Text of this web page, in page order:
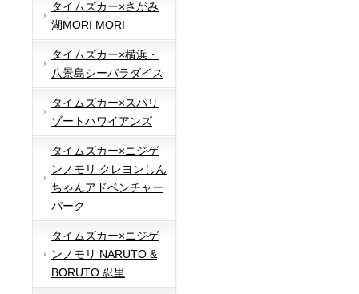
タイムズカー×さがみ
湖MORI MORI
タイムズカー×横浜・
八景島シーパラダイス
タイムズカー×スパリ
ゾートハワイアンズ
タイムズカー×ニジゲ
ンノモリ クレヨンしん
ちゃんアドベンチャー
パーク
タイムズカー×ニジゲ
ンノモリ NARUTO &
BORUTO 忍里